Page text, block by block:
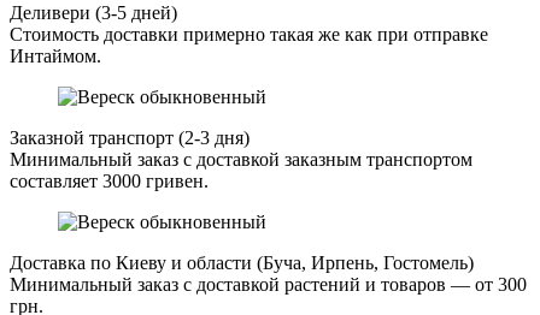
Деливери (3-5 дней)
Стоимость доставки примерно такая же как при отправке
Интаймом.
Заказной транспорт (2-3 дня)
Минимальный заказ с доставкой заказным транспортом
составляет 3000 гривен.
Доставка по Киеву и области (Буча, Ирпень, Гостомель)
Минимальный заказ с доставкой растений и товаров — от 300
грн.